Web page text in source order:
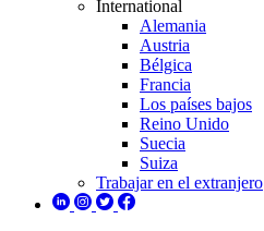
International
Alemania
Austria
Bélgica
Francia
Los países bajos
Reino Unido
Suecia
Suiza
Trabajar en el extranjero